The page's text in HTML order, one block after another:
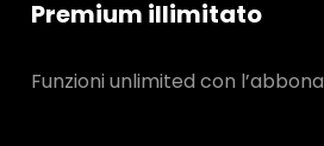
Premium illimitato
Funzioni unlimited con